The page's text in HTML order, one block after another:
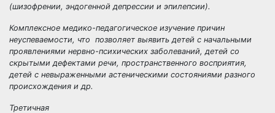
(шизофрении, эндогенной депрессии и эпилепсии).
Комплексное медико-педагогическое изучение причин
неуспеваемости, что позволяет выявить детей с начальными
проявлениями нервно-психических заболеваний, детей со
скрытыми дефектами речи, пространственного восприятия,
детей с невыраженными астеническими состояниями разного
происхождения и др.
Третичная